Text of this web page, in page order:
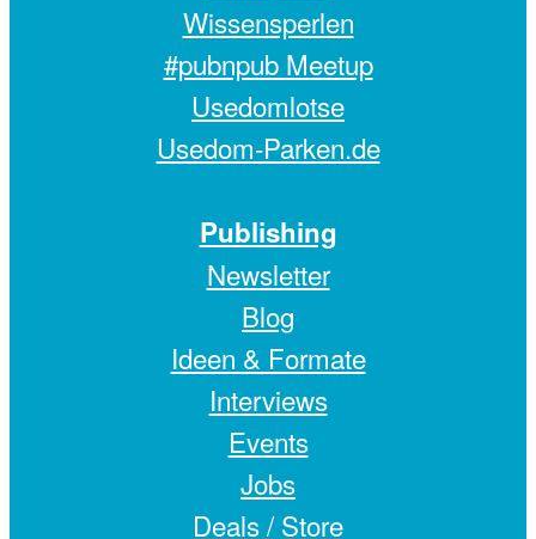
Wissensperlen
#pubnpub Meetup
Usedomlotse
Usedom-Parken.de
Publishing
Newsletter
Blog
Ideen & Formate
Interviews
Events
Jobs
Deals / Store